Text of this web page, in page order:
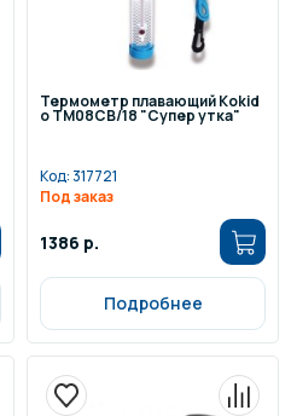
Термометр плавающий Kokid
o TM08CB/18 "Супер утка"
Код:317721
Под заказ
1386 р.
Подробнее